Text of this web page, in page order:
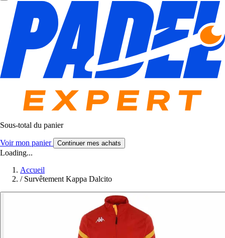
Sous-total du panier
Voir mon panier Continuer mes achats
Loading...
Accueil
/ Survêtement Kappa Dalcito